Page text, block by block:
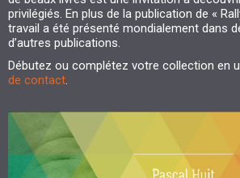
privilégiés. En plus de la publication de «
travail a été présenté mondialement dans
d’autres publications.
Débutez ou complétez votre collection en
de contact.